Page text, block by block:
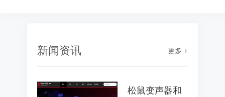
新闻资讯 更多 +
松鼠变声器和